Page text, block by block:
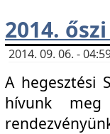
2014.
2014. 09. 06. -
A hegesztési
hívunk